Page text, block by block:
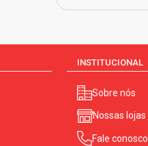
INSTITUCIONAL
Sobre nós
Nossas lojas
Fale conosco